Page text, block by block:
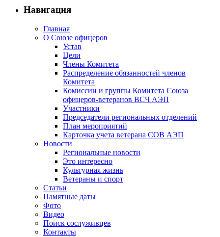
Навигация
Главная
О Союзе офицеров
Устав
Цели
Члены Комитета
Распределение обязанностей членов
Комитета
Комиссии и группы Комитета Союза
офицеров-ветеранов ВСЧ АЭП
Участники
Председатели региональных отделений
План мероприятий
Карточка учета ветерана CОВ АЭП
Новости
Региональные новости
Это интересно
Культурная жизнь
Ветераны и спорт
Статьи
Памятные даты
Фото
Видео
Поиск сослуживцев
Контакты